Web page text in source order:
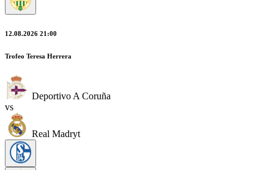
12.08.2026 21:00
Trofeo Teresa Herrera
Deportivo A Coruña
vs
Real Madryt